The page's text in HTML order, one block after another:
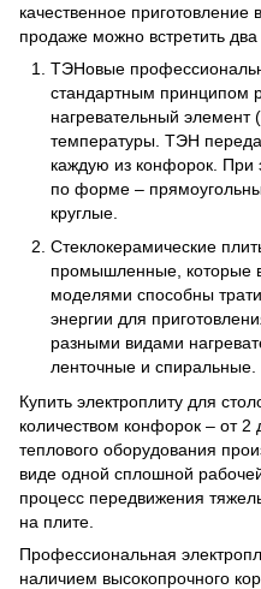
качественное
продаже можно встретить
ТЭНовые
стандартным принципом
нагревательный
температуры. ТЭН
каждую из конфорок. При
по форме –
круглые.
Стеклокерамические
промышленные, которые
моделями способны
энергии для
разными видами
ленточные и спиральные.
Купить электроплиту для
количеством конфорок – от
теплового оборудования
виде одной сплошной
процесс передвижения
на плите.
Профессиональная
наличием высокопрочного